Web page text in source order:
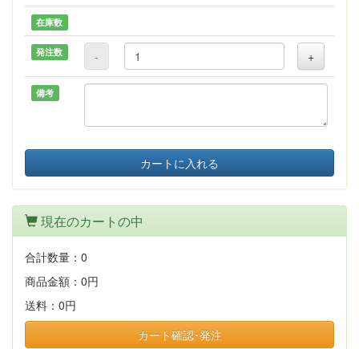
在庫数
発注数 - +
備考
カートに入れる
現在のカートの中
合計数量： 0
商品金額： 0円
送料： 0円
カート確認･発注